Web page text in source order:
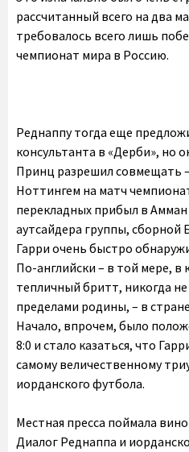
рассчитанный всего на два
требовалось всего лишь
чемпионат мира в Россию.
Реднаппу тогда еще
консультанта в «Дерби», но
Принц разрешил совмещать
Ноттингем на матч
перекладных прибыл в
аутсайдера группы, сборной
Гарри очень быстро
По-английски – в той мере, в
тепличный бритт, никогда
пределами родины, – в
Начало, впрочем, было
8:0 и стало казаться, что
самому величественному
иорданского футбола.
Местная пресса поймала
Диалог Реднаппа и